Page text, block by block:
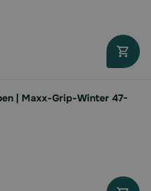
| Maxx-Grip-Winter 47-